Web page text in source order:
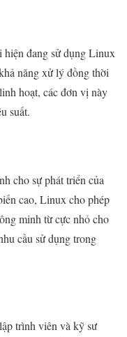
đang sử dụng Linux
năng xử lý đồng thời
hoạt, các đơn vị này
suất.
cho sự phát triển của
cao, Linux cho phép
minh từ cực nhỏ cho
cầu sử dụng trong
trình viên và kỹ sư